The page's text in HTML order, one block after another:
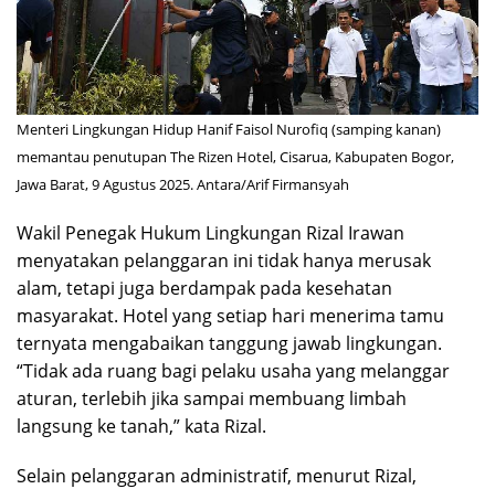
Menteri Lingkungan Hidup Hanif Faisol Nurofiq (samping kanan)
memantau penutupan The Rizen Hotel, Cisarua, Kabupaten Bogor,
Jawa Barat, 9 Agustus 2025. Antara/Arif Firmansyah
Wakil Penegak Hukum Lingkungan Rizal Irawan
menyatakan pelanggaran ini tidak hanya merusak
alam, tetapi juga berdampak pada kesehatan
masyarakat. Hotel yang setiap hari menerima tamu
ternyata mengabaikan tanggung jawab lingkungan.
“Tidak ada ruang bagi pelaku usaha yang melanggar
aturan, terlebih jika sampai membuang limbah
langsung ke tanah,” kata Rizal.
Selain pelanggaran administratif, menurut Rizal,